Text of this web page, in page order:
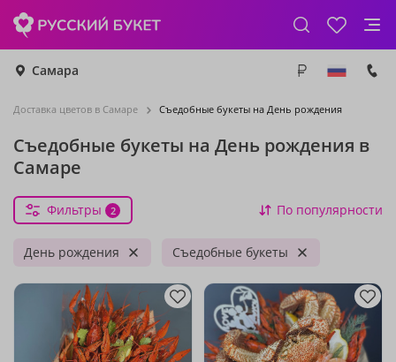
Самара
Доставка цветов в Самаре Съедобные букеты на День рождения
Съедобные букеты на День рождения в
Самаре
Фильтры 2 По популярности
День рождения Съедобные букеты